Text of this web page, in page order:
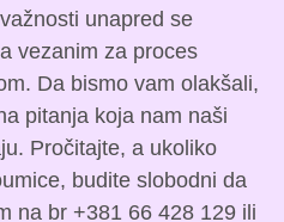
unapred se
vezanim za proces
Da bismo vam olakšali,
pitanja koja nam naši
Pročitajte, a ukoliko
budite slobodni da
na br +381 66 428 129 ili